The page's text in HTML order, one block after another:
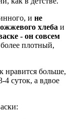
и не
хлеба и
- он совсем
плотный,
нравится больше,
4 суток, а вдвое